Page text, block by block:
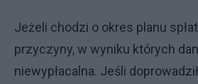
Jeżeli chodzi o okres planu
przyczyny, w wyniku których
niewypłacalna. Jeśli